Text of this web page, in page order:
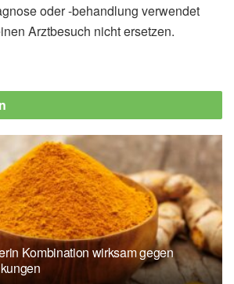
u.a.: Conotoxins: Chemistry and
Chemical Reviews, 2019,
Muttenthaler , Simon Nevin , Marco
u.a.: On-resin strategy to label α-
Cy5-RgIA, a potent α9α10
acetylcholine receptor imaging
Australian Journal of Chemistry, 2019,
Wien: Mit Gift der
oder -behandlung verwendet
Arztbesuch nicht ersetzen.
Kombination wirksam gegen